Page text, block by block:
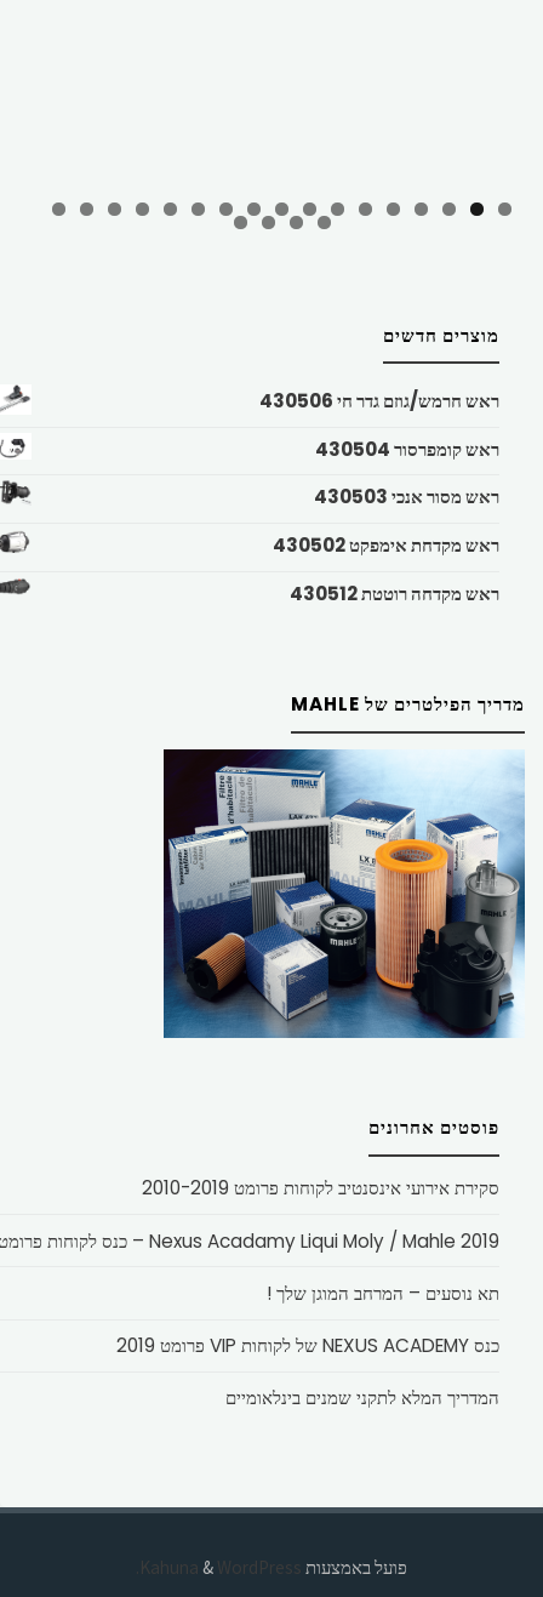
מוצרים חדשים
ראש חרמש/גוזם גדר חי 430506
ראש קומפרסור 430504
ראש מסור אנכי 430503
ראש מקדחת אימפקט 430502
ראש מקדחה רוטטת 430512
מדריך הפילטרים של MAHLE
פוסטים אחרונים
סקירת אירועי אינסנטיב לקוחות פרומט 2010-2019
Nexus Acadamy Liqui Moly / Mahle 2019 – כנס לקוחות פרומט
תא נוסעים – המרחב המוגן שלך !
כנס NEXUS ACADEMY של לקוחות VIP פרומט 2019
המדריך המלא לתקני שמנים בינלאומיים
פועל באמצעות & WordPress.